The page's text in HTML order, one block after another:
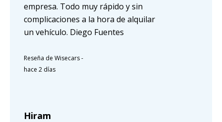
empresa. Todo muy rápido y sin
complicaciones a la hora de alquilar
un vehículo. Diego Fuentes
Reseña de Wisecars-
hace 2 días
Hiram